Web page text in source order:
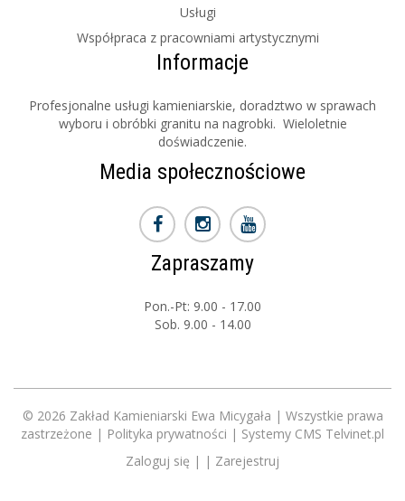
Usługi
Współpraca z pracowniami artystycznymi
Informacje
Profesjonalne usługi kamieniarskie, doradztwo w sprawach
wyboru i obróbki granitu na nagrobki. Wieloletnie
doświadczenie.
Media społecznościowe
Zapraszamy
Pon.-Pt: 9.00 - 17.00
Sob. 9.00 - 14.00
© 2026 Zakład Kamieniarski Ewa Micygała | Wszystkie prawa
zastrzeżone | Polityka prywatności | Systemy CMS Telvinet.pl
Zaloguj się | | Zarejestruj